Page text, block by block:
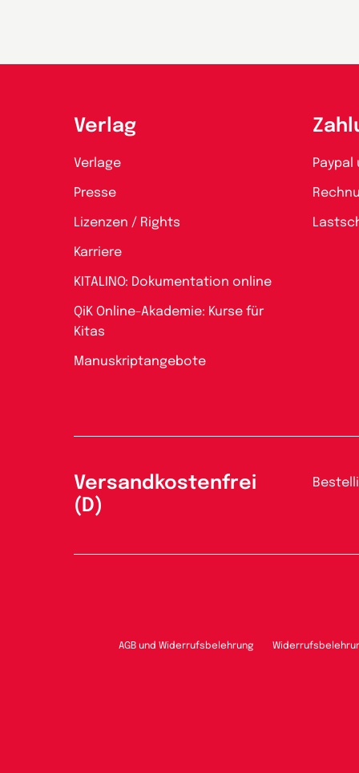
Verlag
Verlage
Presse
Lizenzen / Rights
Karriere
KITALINO: Dokumentation online
QiK Online-Akademie: Kurse für
Kitas
Manuskriptangebote
Versandkostenfrei
(D)
AGB und Widerrufsbelehrung